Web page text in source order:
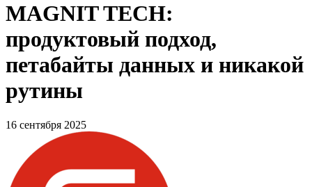
MAGNIT TECH:
продуктовый подход,
петабайты данных и никакой
рутины
16 сентября 2025